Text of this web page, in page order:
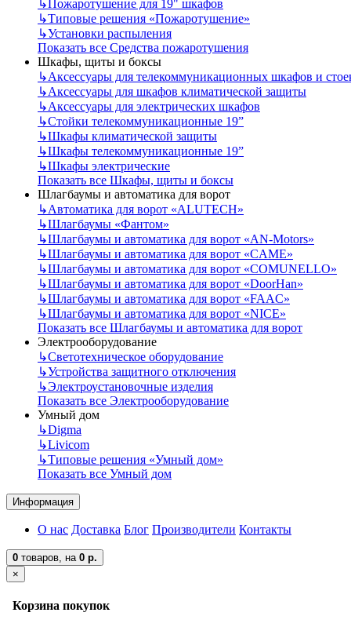
↳Пожаротушение для 19" шкафов
↳Типовые решения «Пожаротушение»
↳Установки распыления
Показать все Средства пожаротушения
Шкафы, щиты и боксы
↳Аксессуары для телекоммуникационных шкафов и
↳Аксессуары для шкафов климатической защиты
↳Аксессуары для электрических шкафов
↳Стойки телекоммуникационные 19”
↳Шкафы климатической защиты
↳Шкафы телекоммуникационные 19”
↳Шкафы электрические
Показать все Шкафы, щиты и боксы
Шлагбаумы и автоматика для ворот
↳Автоматика для ворот «ALUTECH»
↳Шлагбаумы «Фантом»
↳Шлагбаумы и автоматика для ворот «AN-Motors»
↳Шлагбаумы и автоматика для ворот «CAME»
↳Шлагбаумы и автоматика для ворот «COMUNELLO»
↳Шлагбаумы и автоматика для ворот «DoorHan»
↳Шлагбаумы и автоматика для ворот «FAAC»
↳Шлагбаумы и автоматика для ворот «NICE»
Показать все Шлагбаумы и автоматика для ворот
Электрооборудование
↳Светотехническое оборудование
↳Устройства защитного отключения
↳Электроустановочные изделия
Показать все Электрооборудование
Умный дом
↳Digma
↳Livicom
↳Типовые решения «Умный дом»
Показать все Умный дом
Информация
О нас Доставка Блог Производители Контакты
0 товаров, на 0 р.
×
Корзина покупок